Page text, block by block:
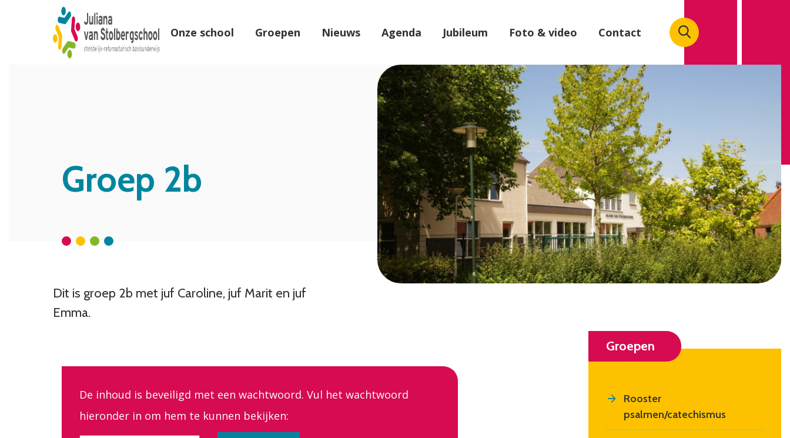
Onze school Groepen Nieuws Agenda Jubileum Foto & video Contact
Groep 2b
Dit is groep 2b met juf Caroline, juf Marit en juf
Emma.
De inhoud is beveiligd met een wachtwoord. Vul het wachtwoord
hieronder in om hem te kunnen bekijken:
Groepen
Rooster
psalmen/catechismus